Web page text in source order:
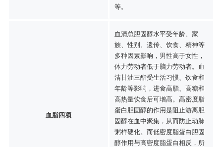
等。
血脂四项
血清总胆固醇水平受年龄、家
族、性别、遗传、饮食、精神等
多种因素影响，男性高于女性，
体力劳动者低于脑力劳动者。血
清甘油三酯受生活习惯、饮食和
年龄等影响，进食高脂、高糖和
高热量饮食后可增高。高密度脂
蛋白胆固醇的作用是阻止游离胆
固醇在血中聚集，从而防止动脉
粥样硬化。而低密度脂蛋白胆固
醇作用与高密度脂蛋白相反，所